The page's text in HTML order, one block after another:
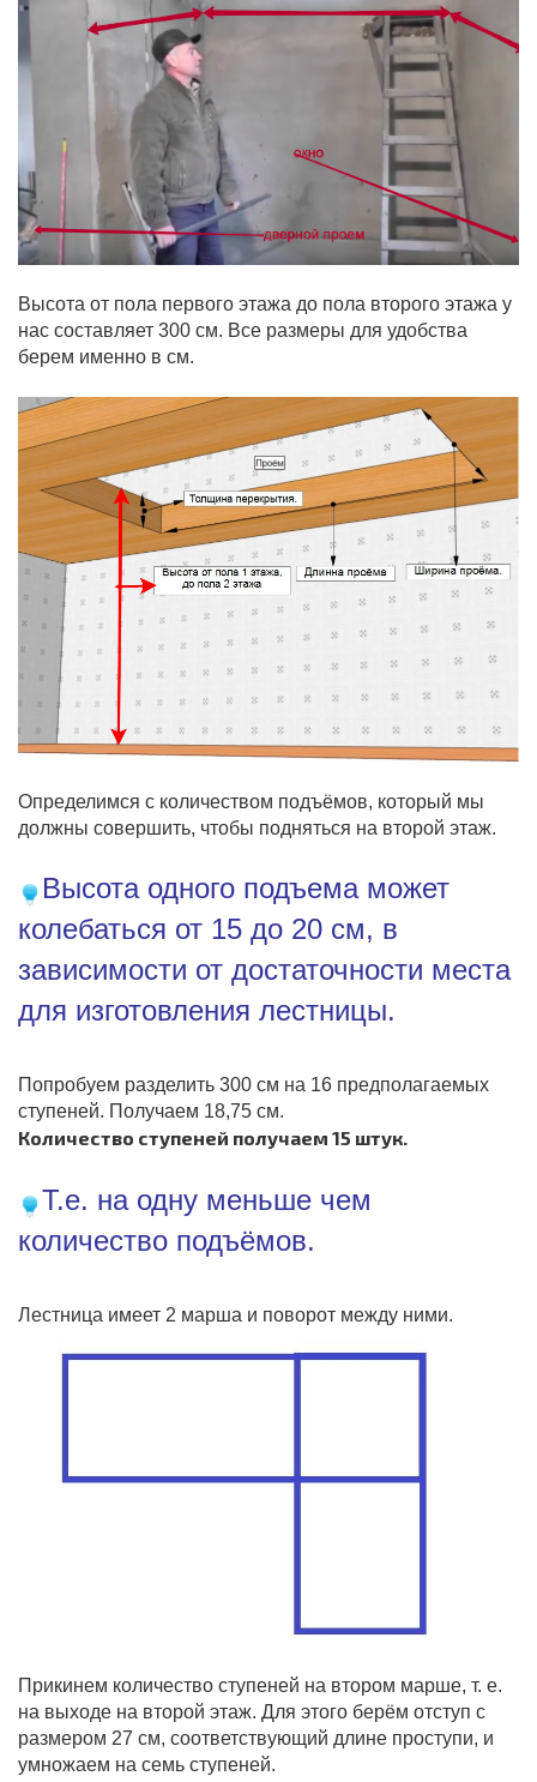
Высота от пола первого этажа до пола второго этажа у
нас составляет 300 см. Все размеры для удобства
берем именно в см.
Определимся с количеством подъёмов, который мы
должны совершить, чтобы подняться на второй этаж.
Высота одного подъема может
колебаться от 15 до 20 см, в
зависимости от достаточности места
для изготовления лестницы.
Попробуем разделить 300 см на 16 предполагаемых
ступеней. Получаем 18,75 см.
Количество ступеней получаем 15 штук.
Т.е. на одну меньше чем
количество подъёмов.
Лестница имеет 2 марша и поворот между ними.
Прикинем количество ступеней на втором марше, т. е.
на выходе на второй этаж. Для этого берём отступ с
размером 27 см, соответствующий длине проступи, и
умножаем на семь ступеней.